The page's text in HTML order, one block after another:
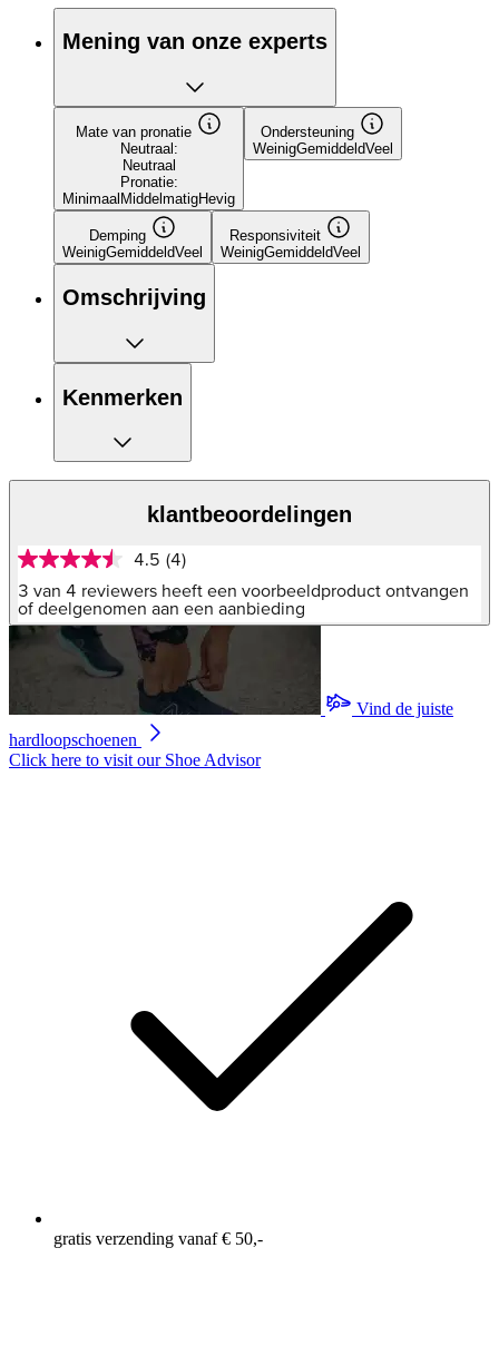
Mening van onze experts
Mate van pronatie
Neutraal:
Neutraal
Pronatie:
MinimaalMiddelmatigHevig
Ondersteuning
WeinigGemiddeldVeel
Demping
WeinigGemiddeldVeel
Responsiviteit
WeinigGemiddeldVeel
Omschrijving
Kenmerken
klantbeoordelingen
4.5
van
5
sterren,
gemiddelde
scorewaarde.
Reviews.
paginalink.
4.5 (4)
3 van 4 reviewers heeft een voorbeeldproduct ontvangen
of deelgenomen aan een aanbieding
Vind de juiste
hardloopschoenen
Click here to visit our Shoe Advisor
gratis verzending vanaf € 50,-